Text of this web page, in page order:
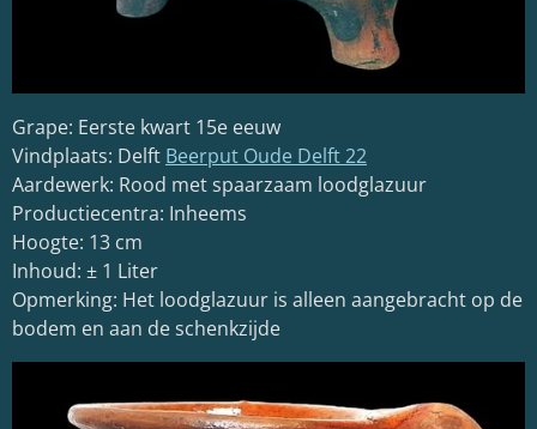
Grape: Eerste kwart 15e eeuw
Vindplaats: Delft Beerput Oude Delft 22
Aardewerk: Rood met spaarzaam loodglazuur
Productiecentra: Inheems
Hoogte: 13 cm
Inhoud: ± 1 Liter
Opmerking: Het loodglazuur is alleen aangebracht op de
bodem en aan de schenkzijde